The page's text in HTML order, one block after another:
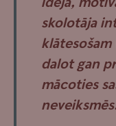
skolotāja
klātesošam
dalot gan
mācoties